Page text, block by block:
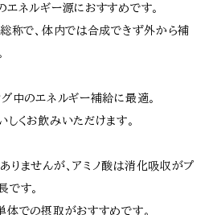
エネルギー源におすすめです。
称で、体内では合成できず外から補
グ中のエネルギー補給に最適。
しくお飲みいただけます。
りませんが、アミノ酸は消化吸収がプ
です。
体での摂取がおすすめです。